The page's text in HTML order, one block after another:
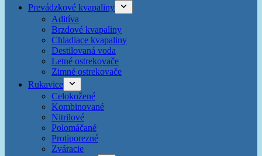
Prevádzkové kvapaliny
Aditíva
Brzdové kvapaliny
Chladiace kvapaliny
Destilovaná voda
Letné ostrekovače
Zimné ostrekovače
Rukavice
Celokožené
Kombinované
Nitrilové
Polomáčané
Protiporezné
Zváracie